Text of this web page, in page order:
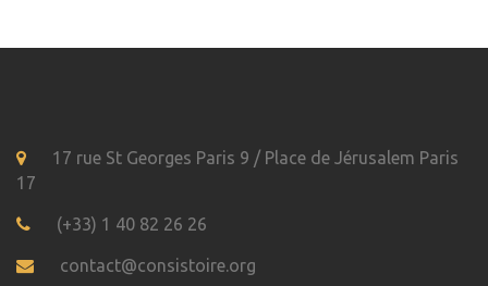
17 rue St Georges Paris 9 / Place de Jérusalem Paris
17
(+33) 1 40 82 26 26
contact@consistoire.org